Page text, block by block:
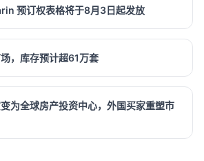
预订权表格将于8月3日起发放
，库存预计超61万套
为全球房产投资中心，外国买家重塑市